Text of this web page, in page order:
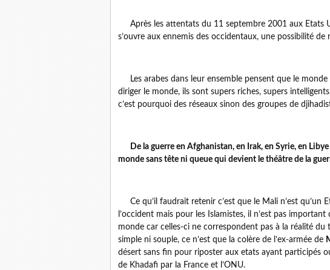
Après les attentats du 11 septembre 2001 aux Etats
s’ouvre aux ennemis des occidentaux, une possibilité
Les arabes dans leur ensemble pensent que le monde
diriger le monde, ils sont supers riches, supers
c’est pourquoi des réseaux sinon des groupes de
De la guerre en Afghanistan, en Irak, en Syrie, en
monde sans tête ni queue qui devient le théâtre de la
Ce qu’il faudrait retenir c’est que le Mali n’est qu’un
l’occident mais pour les Islamistes, il n’est pas
monde car celles-ci ne correspondent pas à la réalité du
simple ni souple, ce n’est que la colère de l’ex-armée de
désert sans fin pour riposter aux etats ayant participés
de Khadafi par la France et l’ONU.